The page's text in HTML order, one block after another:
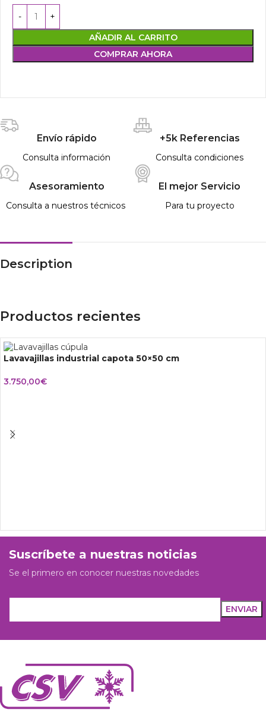
AÑADIR AL CARRITO
COMPRAR AHORA
Envío rápido
Consulta información
+5k Referencias
Consulta condiciones
Asesoramiento
Consulta a nuestros técnicos
El mejor Servicio
Para tu proyecto
Description
Productos recientes
Lavavajillas industrial capota 50×50 cm
3.750,00€
Suscríbete a nuestras noticias
Se el primero en conocer nuestras novedades